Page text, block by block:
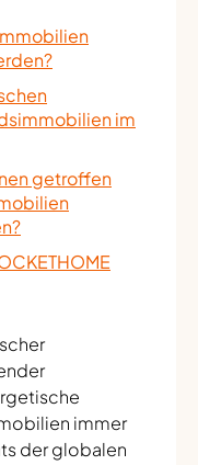
im
getroffen
immer
der globalen